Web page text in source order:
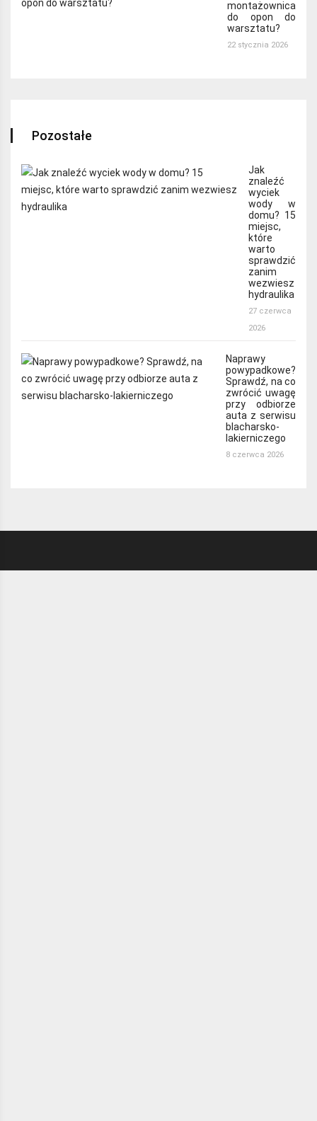
montażownica
do opon do
warsztatu?
22 stycznia 2026
Pozostałe
Jak
znaleźć
wyciek
wody w
domu? 15
miejsc,
które
warto
sprawdzić
zanim
wezwiesz
hydraulika
27 czerwca
2026
Naprawy
powypadkowe?
Sprawdź, na co
zwrócić uwagę
przy odbiorze
auta z serwisu
blacharsko-
lakierniczego
8 czerwca 2026